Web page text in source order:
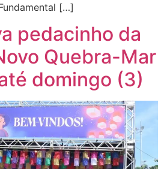
[…]
pedacinho da
Quebra-Mar
domingo (3)